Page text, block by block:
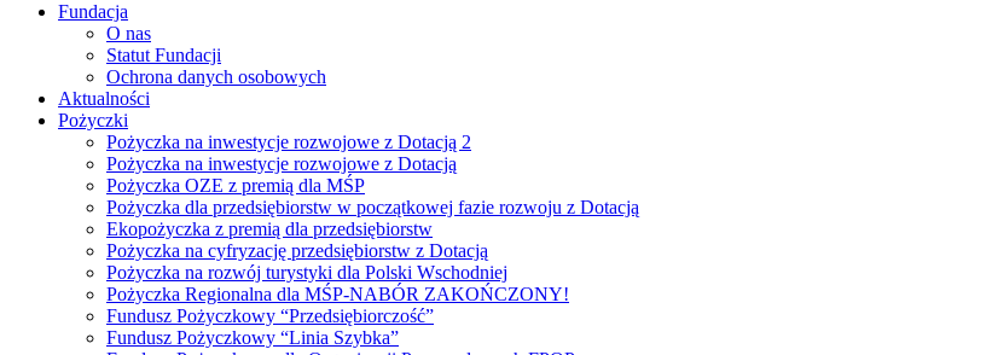
Fundacja
O nas
Statut Fundacji
Ochrona danych osobowych
Aktualności
Pożyczki
Pożyczka na inwestycje rozwojowe z Dotacją 2
Pożyczka na inwestycje rozwojowe z Dotacją
Pożyczka OZE z premią dla MŚP
Pożyczka dla przedsiębiorstw w początkowej fazie rozwoju z Dotacją
Ekopożyczka z premią dla przedsiębiorstw
Pożyczka na cyfryzację przedsiębiorstw z Dotacją
Pożyczka na rozwój turystyki dla Polski Wschodniej
Pożyczka Regionalna dla MŚP-NABÓR ZAKOŃCZONY!
Fundusz Pożyczkowy “Przedsiębiorczość”
Fundusz Pożyczkowy “Linia Szybka”